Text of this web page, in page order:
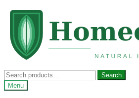
navigation
content
Search
for:
Search
Menu